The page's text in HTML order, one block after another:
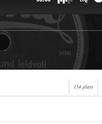
154 plays